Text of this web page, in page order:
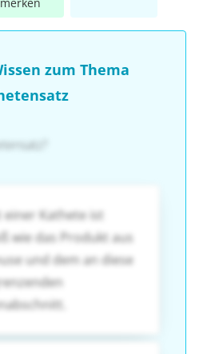
zum Thema
einer Kathete ist
wie das Produkt aus
und dem an diese